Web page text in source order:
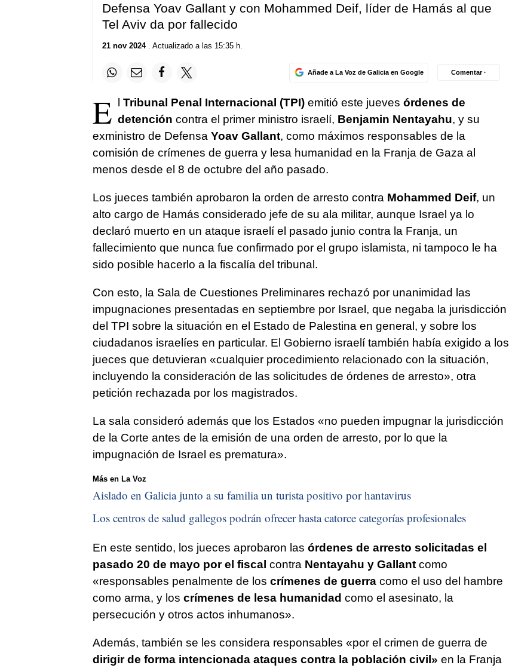
Defensa Yoav Gallant y con Mohammed Deif, líder de Hamás al que
Tel Aviv da por fallecido
21 nov 2024. Actualizado a las 15:35 h.
Añade a La Voz de Galicia en Google Comentar ·
E l Tribunal Penal Internacional (TPI)emitió este jueves órdenes de
detención contra el primer ministro israelí, Benjamin Nentayahu, y su
exministro de Defensa Yoav Gallant, como máximos responsables de la
comisión de crímenes de guerra y lesa humanidad en la Franja de Gaza al
menos desde el 8 de octubre del año pasado.
Los jueces también aprobaron la orden de arresto contra Mohammed Deif, un
alto cargo de Hamás considerado jefe de su ala militar, aunque Israel ya lo
declaró muerto en un ataque israelí el pasado junio contra la Franja, un
fallecimiento que nunca fue confirmado por el grupo islamista, ni tampoco le ha
sido posible hacerlo a la fiscalía del tribunal.
Con esto, la Sala de Cuestiones Preliminares rechazó por unanimidad las
impugnaciones presentadas en septiembre por Israel, que negaba la jurisdicción
del TPI sobre la situación en el Estado de Palestina en general, y sobre los
ciudadanos israelíes en particular. El Gobierno israelí también había exigido a los
jueces que detuvieran «cualquier procedimiento relacionado con la situación,
incluyendo la consideración de las solicitudes de órdenes de arresto», otra
petición rechazada por los magistrados.
La sala consideró además que los Estados «no pueden impugnar la jurisdicción
de la Corte antes de la emisión de una orden de arresto, por lo que la
impugnación de Israel es prematura».
Más en La Voz
Aislado en Galicia junto a su familia un turista positivo por hantavirus
Los centros de salud gallegos podrán ofrecer hasta catorce categorías profesionales
En este sentido, los jueces aprobaron las órdenes de arresto solicitadas el
pasado 20 de mayo por el fiscal contra Nentayahu y Gallantcomo
«responsables penalmente de los crímenes de guerracomo el uso del hambre
como arma, y los crímenes de lesa humanidad como el asesinato, la
persecución y otros actos inhumanos».
Además, también se les considera responsables «por el crimen de guerra de
dirigir de forma intencionada ataques contra la población civil» en la Franja